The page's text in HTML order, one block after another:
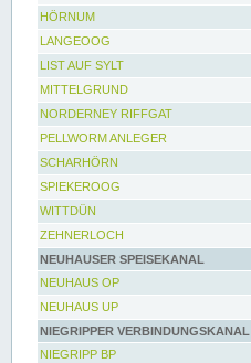
HÖRNUM
LANGEOOG
LIST AUF SYLT
MITTELGRUND
NORDERNEY RIFFGAT
PELLWORM ANLEGER
SCHARHÖRN
SPIEKEROOG
WITTDÜN
ZEHNERLOCH
NEUHAUSER SPEISEKANAL
NEUHAUS OP
NEUHAUS UP
NIEGRIPPER VERBINDUNGSKANAL
NIEGRIPP BP